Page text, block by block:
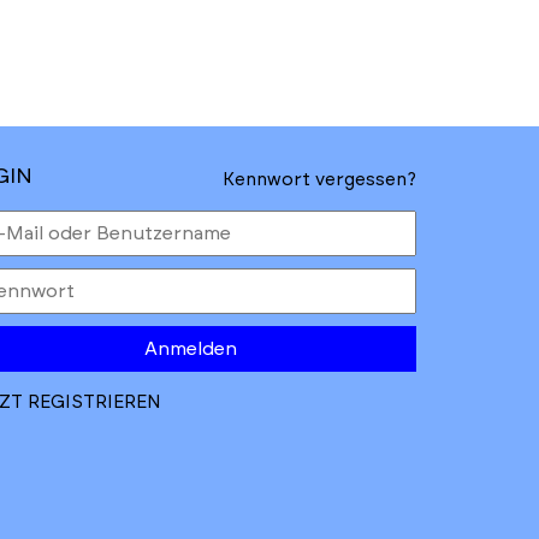
Kennwort vergessen?
Anmelden
REGISTRIEREN